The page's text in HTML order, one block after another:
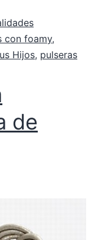
con foamy,
Hijos, pulseras
de